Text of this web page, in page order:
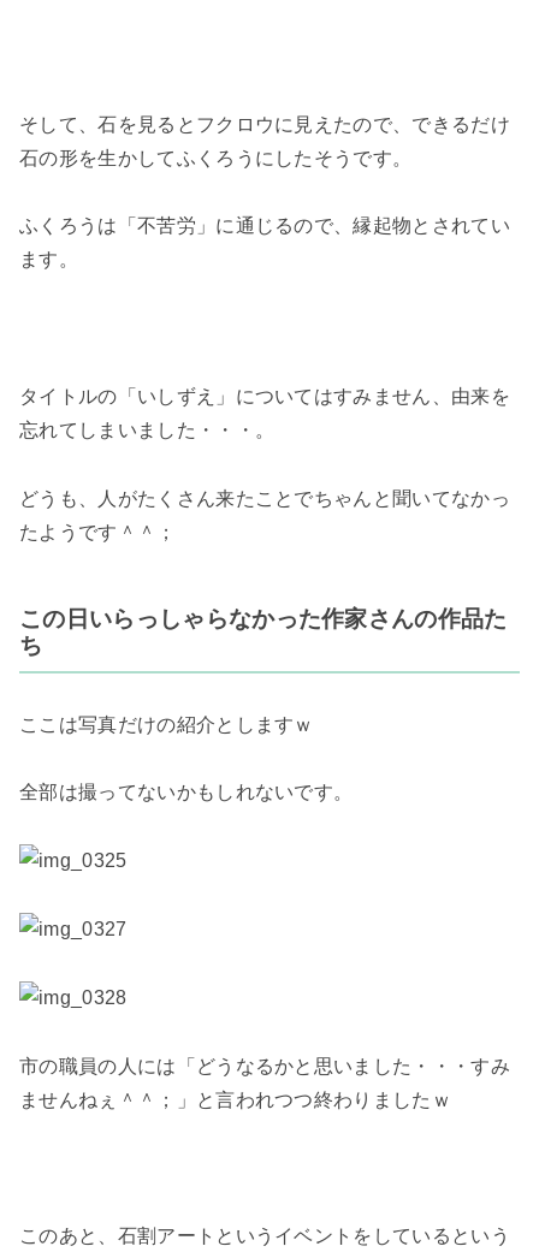
そして、石を見るとフクロウに見えたので、できるだけ
石の形を生かしてふくろうにしたそうです。
ふくろうは「不苦労」に通じるので、縁起物とされてい
ます。
タイトルの「いしずえ」についてはすみません、由来を
忘れてしまいました・・・。
どうも、人がたくさん来たことでちゃんと聞いてなかっ
たようです＾＾；
この日いらっしゃらなかった作家さんの作品た
ち
ここは写真だけの紹介としますｗ
全部は撮ってないかもしれないです。
市の職員の人には「どうなるかと思いました・・・すみ
ませんねぇ＾＾；」と言われつつ終わりましたｗ
このあと、石割アートというイベントをしているという